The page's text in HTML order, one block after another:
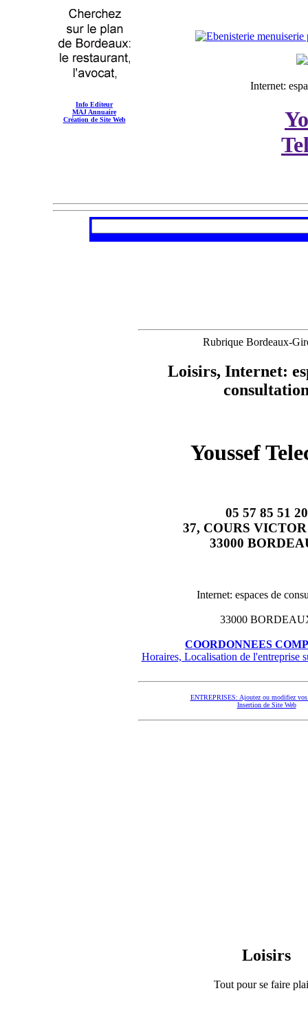
Info Editeur
MAJ Annuaire
Création de Site Web
Internet:
Rubrique Bordeaux-
Loisirs, Internet:
Youssef
05 57 85 51 20
37, COURS
33000
Internet: espaces de
33000
COORDONNEES
Horaires, Localisation de l'entreprise
ENTREPRISES: Ajoutez ou modifiez vos
Insertion de Site Web
Loisirs
Tout pour se faire